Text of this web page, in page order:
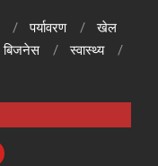
पर्यावरण
खेल
बिजनेस
स्वास्थ्य